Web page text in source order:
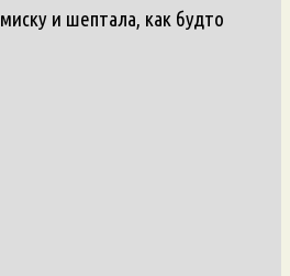
и шептала, как будто